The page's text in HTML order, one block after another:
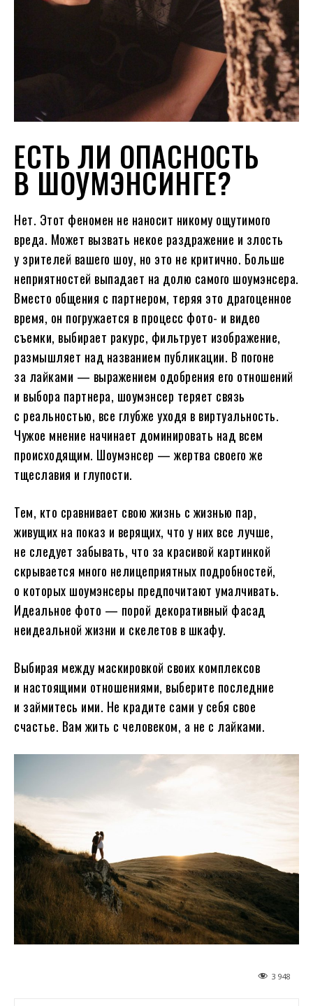
ЕСТЬ ЛИ ОПАСНОСТЬ
В ШОУМЭНСИНГЕ?
Нет. Этот феномен не наносит никому ощутимого
вреда. Может вызвать некое раздражение и злость
у зрителей вашего шоу, но это не критично. Больше
неприятностей выпадает на долю самого шоумэнсера.
Вместо общения с партнером, теряя это драгоценное
время, он погружается в процесс фото- и видео
съемки, выбирает ракурс, фильтрует изображение,
размышляет над названием публикации. В погоне
за лайками — выражением одобрения его отношений
и выбора партнера, шоумэнсер теряет связь
с реальностью, все глубже уходя в виртуальность.
Чужое мнение начинает доминировать над всем
происходящим. Шоумэнсер — жертва своего же
тщеславия и глупости.
Тем, кто сравнивает свою жизнь с жизнью пар,
живущих на показ и верящих, что у них все лучше,
не следует забывать, что за красивой картинкой
скрывается много нелицеприятных подробностей,
о которых шоумэнсеры предпочитают умалчивать.
Идеальное фото — порой декоративный фасад
неидеальной жизни и скелетов в шкафу.
Выбирая между маскировкой своих комплексов
и настоящими отношениями, выберите последние
и займитесь ими. Не крадите сами у себя свое
счастье. Вам жить с человеком, а не с лайками.
3 948